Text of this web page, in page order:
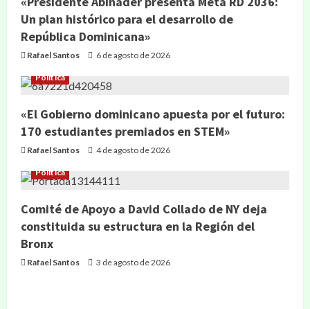
Un plan histórico para el desarrollo de
República Dominicana»
Rafael Santos 6 de agosto de 2026
Política
«El Gobierno dominicano apuesta por el futuro:
170 estudiantes premiados en STEM»
Rafael Santos 4 de agosto de 2026
Política
Comité de Apoyo a David Collado de NY deja
constituida su estructura en la Región del
Bronx
Rafael Santos 3 de agosto de 2026